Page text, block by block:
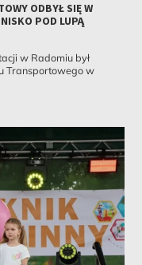
ODBYŁ SIĘ W
POD LUPĄ
w Radomiu był
Transportowego w